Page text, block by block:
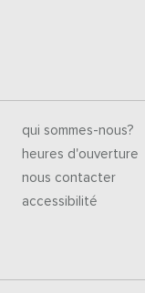
qui sommes-nous?
heures d'ouverture
nous contacter
accessibilité